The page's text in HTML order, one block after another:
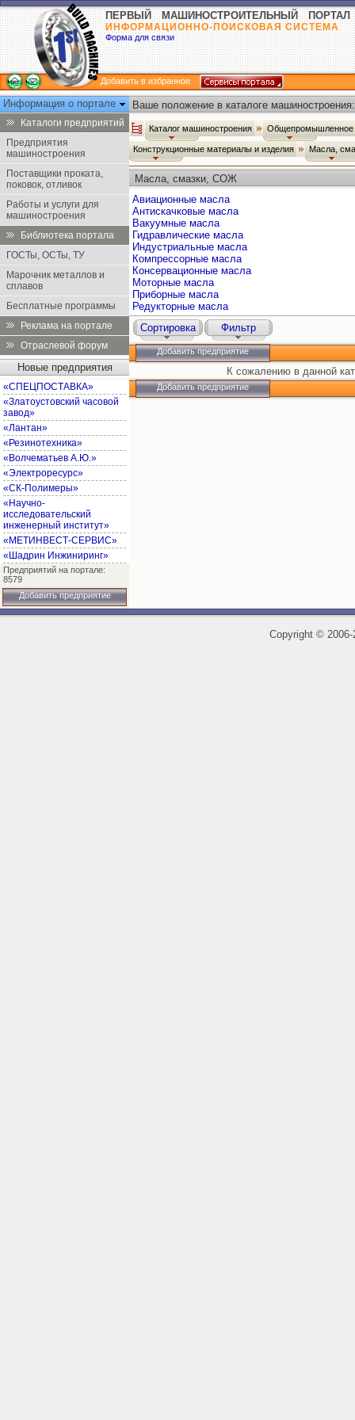
ПЕРВЫЙ МАШИНОСТРОИТЕЛЬНЫЙ ПОРТАЛ
ИНФОРМАЦИОННО-ПОИСКОВАЯ СИСТЕМА
Форма для связи
Добавить в избранное
Информация о портале
Каталоги предприятий
Предприятия
машиностроения
Поставщики проката,
поковок, отливок
Работы и услуги для
машиностроения
Библиотека портала
ГОСТы, ОСТы, ТУ
Марочник металлов и
сплавов
Бесплатные программы
Реклама на портале
Отраслевой форум
Новые предприятия
«СПЕЦПОСТАВКА»
«Златоустовский часовой
завод»
«Лантан»
«Резинотехника»
«Волчематьев А.Ю.»
«Электроресурс»
«СК-Полимеры»
«Научно-
исследовательский
инженерный институт»
«МЕТИНВЕСТ-СЕРВИС»
«Шадрин Инжиниринг»
Предприятий на портале:
8579
Добавить предприятие
Ваше положение в каталоге машиностроения:
Каталог машиностроения Общепромышленное
Конструкционные материалы и изделия Масла,
Масла, смазки, СОЖ
Авиационные масла
Антискачковые масла
Вакуумные масла
Гидравлические масла
Индустриальные масла
Компрессорные масла
Консервационные масла
Моторные масла
Приборные масла
Редукторные масла
Сортировка
Фильтр
Добавить предприятие
К сожалению в данной
Добавить предприятие
Copyright ©